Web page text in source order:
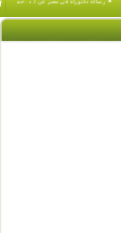
رسالة دكتوراة في مصر عن أ. د . حسن محمد